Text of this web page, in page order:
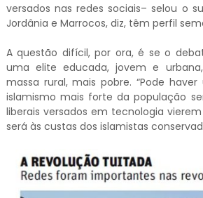
versados nas redes sociais– selou o
Jordânia e Marrocos, diz, têm perfil
A questão difícil, por ora, é se o
uma elite educada, jovem e
massa rural, mais pobre. “Pode
islamismo mais forte da população
liberais versados em tecnologia
será às custas dos islamistas